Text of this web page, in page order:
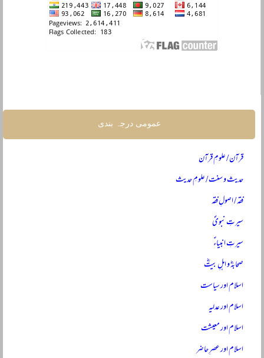
عمومی درجہ بندی
قرآن / علومِ قرآن
حدیث و سنت / علومِ حدیث
فقہ / اصولِ فقہ
سیرتِ نبویؐ
سیرتِ انبیاءؑ
صحابہؓ و اہلِ بیتؓ
اسلام اور سیاست
اسلام اور عدلیہ
اسلام اور معیشت
اسلام اور عصرِ حاضر